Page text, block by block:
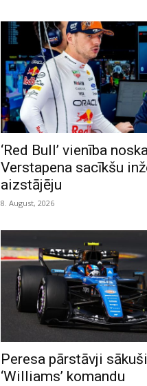
‘Red Bull’ vienība
Verstapena sacīkšu
aizstājēju
8. August, 2026
Peresa pārstāvji
‘Williams’ komandu